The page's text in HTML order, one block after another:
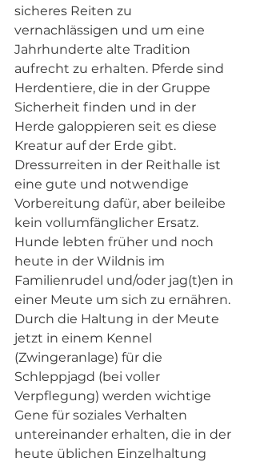
sicheres Reiten zu
vernachlässigen und um eine
Jahrhunderte alte Tradition
aufrecht zu erhalten. Pferde sind
Herdentiere, die in der Gruppe
Sicherheit finden und in der
Herde galoppieren seit es diese
Kreatur auf der Erde gibt.
Dressurreiten in der Reithalle ist
eine gute und notwendige
Vorbereitung dafür, aber beileibe
kein vollumfänglicher Ersatz.
Hunde lebten früher und noch
heute in der Wildnis im
Familienrudel und/oder jag(t)en in
einer Meute um sich zu ernähren.
Durch die Haltung in der Meute
jetzt in einem Kennel
(Zwingeranlage) für die
Schleppjagd (bei voller
Verpflegung) werden wichtige
Gene für soziales Verhalten
untereinander erhalten, die in der
heute üblichen Einzelhaltung